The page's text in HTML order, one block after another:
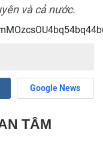
và cả nước.
Google News
TÂM